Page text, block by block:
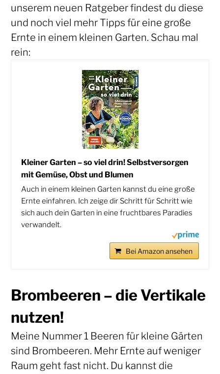
unserem neuen Ratgeber findest du diese
und noch viel mehr Tipps für eine große
Ernte in einem kleinen Garten. Schau mal
rein:
Kleiner Garten – so viel drin! Selbstversorgen
mit Gemüse, Obst und Blumen
Auch in einem kleinen Garten kannst du eine große
Ernte einfahren. Ich zeige dir Schritt für Schritt wie
sich auch dein Garten in eine fruchtbares Paradies
verwandelt.
Bei Amazon ansehen
Brombeeren – die Vertikale
nutzen!
Meine Nummer 1 Beeren für kleine Gärten
sind Brombeeren. Mehr Ernte auf weniger
Raum geht fast nicht. Du kannst die